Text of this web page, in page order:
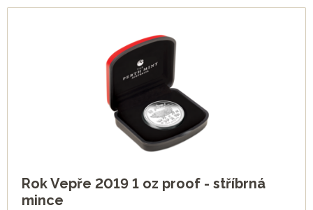
Rok Vepře 2019 1 oz proof - stříbrná
mince